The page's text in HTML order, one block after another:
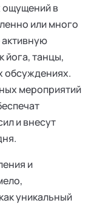
ощущений в
или много
активную
йога, танцы,
обсуждениях.
мероприятий
и внесут
и
уникальный